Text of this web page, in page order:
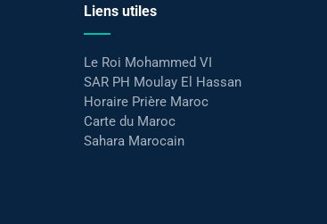
Liens utiles
Le Roi Mohammed VI
SAR PH Moulay El Hassan
Horaire Prière Maroc
Carte du Maroc
Sahara Marocain